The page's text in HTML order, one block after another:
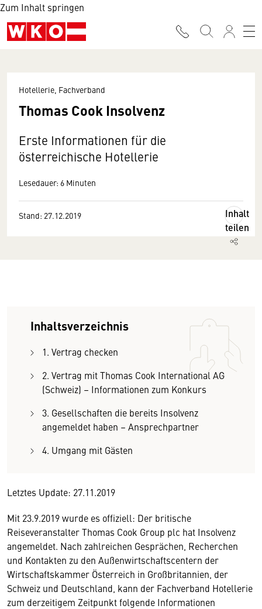
Zum Inhalt springen
Hotellerie, Fachverband
Thomas Cook Insolvenz
Erste Informationen für die
österreichische Hotellerie
Lesedauer: 6 Minuten
Stand: 27.12.2019
Inhalt
teilen
Inhaltsverzeichnis
1. Vertrag checken
2. Vertrag mit Thomas Cook International AG
(Schweiz) – Informationen zum Konkurs
3. Gesellschaften die bereits Insolvenz
angemeldet haben – Ansprechpartner
4. Umgang mit Gästen
Letztes Update: 27.11.2019
Mit 23.9.2019 wurde es offiziell: Der britische
Reiseveranstalter Thomas Cook Group plc hat Insolvenz
angemeldet. Nach zahlreichen Gesprächen, Recherchen
und Kontakten zu den Außenwirtschaftscentern der
Wirtschaftskammer Österreich in Großbritannien, der
Schweiz und Deutschland, kann der Fachverband Hotellerie
zum derzeitigem Zeitpunkt folgende Informationen